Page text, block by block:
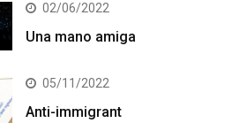
02/06/2022
Una mano amiga
05/11/2022
Anti-immigrant